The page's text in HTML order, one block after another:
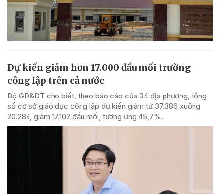
Dự kiến giảm hơn 17.000 đầu mối trường
công lập trên cả nước
Bộ GD&ĐT cho biết, theo báo cáo của 34 địa phương, tổng
số cơ sở giáo dục công lập dự kiến giảm từ 37.386 xuống
20.284, giảm 17.102 đầu mối, tương ứng 45,7%.